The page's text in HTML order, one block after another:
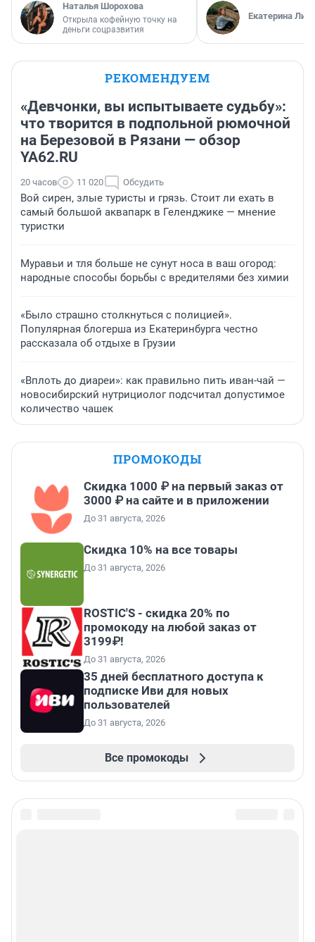
Наталья Шорохова
Открыла кофейную точку на
деньги соцразвития
Екатерина
РЕКОМЕНДУЕМ
«Девчонки, вы испытываете судьбу»:
что творится в подпольной рюмочной
на Березовой в Рязани — обзор
YA62.RU
20 часов 11 020 Обсудить
Вой сирен, злые туристы и грязь. Стоит ли ехать в
самый большой аквапарк в Геленджике — мнение
туристки
Муравьи и тля больше не сунут носа в ваш огород:
народные способы борьбы с вредителями без химии
«Было страшно столкнуться с полицией».
Популярная блогерша из Екатеринбурга честно
рассказала об отдыхе в Грузии
«Вплоть до диареи»: как правильно пить иван-чай —
новосибирский нутрициолог подсчитал допустимое
количество чашек
ПРОМОКОДЫ
Скидка 1000 ₽ на первый заказ от
3000 ₽ на сайте и в приложении
До 31 августа, 2026
Скидка 10% на все товары
До 31 августа, 2026
ROSTIC'S - скидка 20% по
промокоду на любой заказ от
3199₽!
До 31 августа, 2026
35 дней бесплатного доступа к
подписке Иви для новых
пользователей
До 31 августа, 2026
Все промокоды